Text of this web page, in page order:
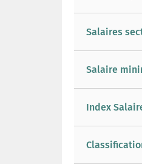
Salaires
Salaire
Index